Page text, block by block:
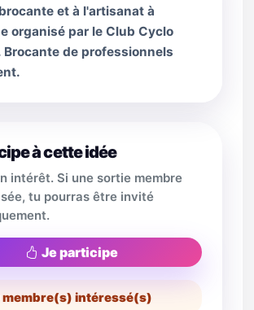
et à l'artisanat à
organisé par le Club Cyclo
de professionnels
à cette idée
intérêt. Si une sortie membre
tu pourras être invité
Je participe
membre(s) intéressé(s)